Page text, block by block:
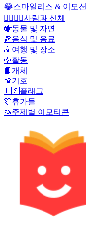
😂스마일리스 & 이모션
👩‍❤️‍💋‍👨사람과 신체
🐝동물 및 자연
🍕음식 및 음료
🌇여행 및 장소
🥎활동
📙개체
💯기호
🇺🇸플래그
🎊휴가들
🦄주제별 이모티콘